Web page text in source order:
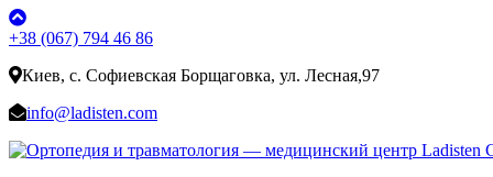
+38 (067) 794 46 86
Киев, с. Софиевская Борщаговка, ул. Лесная,97
info@ladisten.com